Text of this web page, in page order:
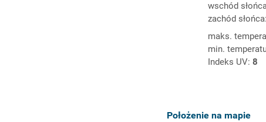
wschód
zachód słońca:
maks.
min.
Indeks UV: 8
Położenie na mapie